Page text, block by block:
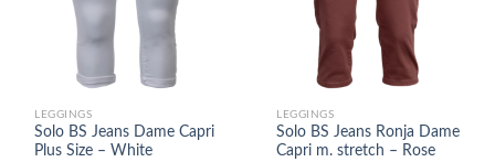
LEGGINGS
Solo BS Jeans Dame Capri
Plus Size – White
LEGGINGS
Solo BS Jeans Ronja Dame
Capri m. stretch – Rose